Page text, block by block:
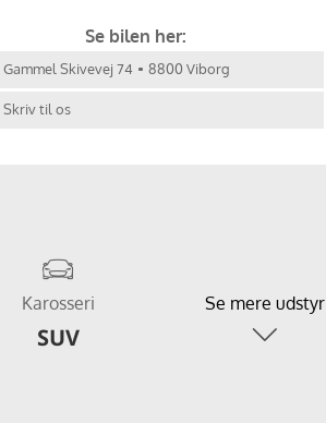
Se bilen her:
Gammel Skivevej 74 8800 Viborg
Skriv til os
Karosseri
SUV
Se mere udstyr